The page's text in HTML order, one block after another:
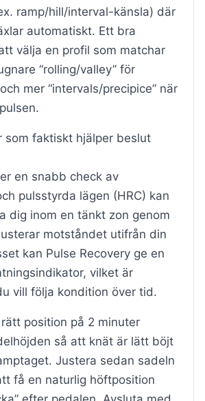
ramp/hill/interval-känsla) där
automatiskt. Ett bra
välja en profil som matchar
“rolling/valley” för
mer “intervals/precipice” när
som faktiskt hjälper beslut
en snabb check av
pulsstyrda lägen (HRC) kan
dig inom en tänkt zon genom
motståndet utifrån din
kan Pulse Recovery ge en
vilket är
vill följa kondition över tid.
position på 2 minuter
så att knät är lätt böjt
Justera sedan sadeln
få en naturlig höftposition